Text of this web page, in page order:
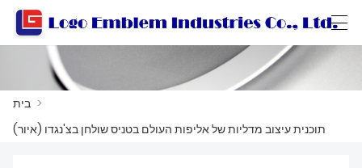
العربية Български Català
בית >
תוכנית עיצוב מדליות של אליפות העולם בטניס שולחן בצ'נגדו (איור)